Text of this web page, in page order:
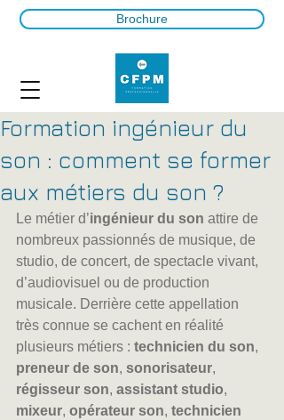
Brochure
Formation ingénieur du
son : comment se former
aux métiers du son ?
Le métier d’ingénieur du son attire de
nombreux passionnés de musique, de
studio, de concert, de spectacle vivant,
d’audiovisuel ou de production
musicale. Derrière cette appellation
très connue se cachent en réalité
plusieurs métiers : technicien du son,
preneur de son, sonorisateur,
régisseur son, assistant studio,
mixeur, opérateur son, technicien